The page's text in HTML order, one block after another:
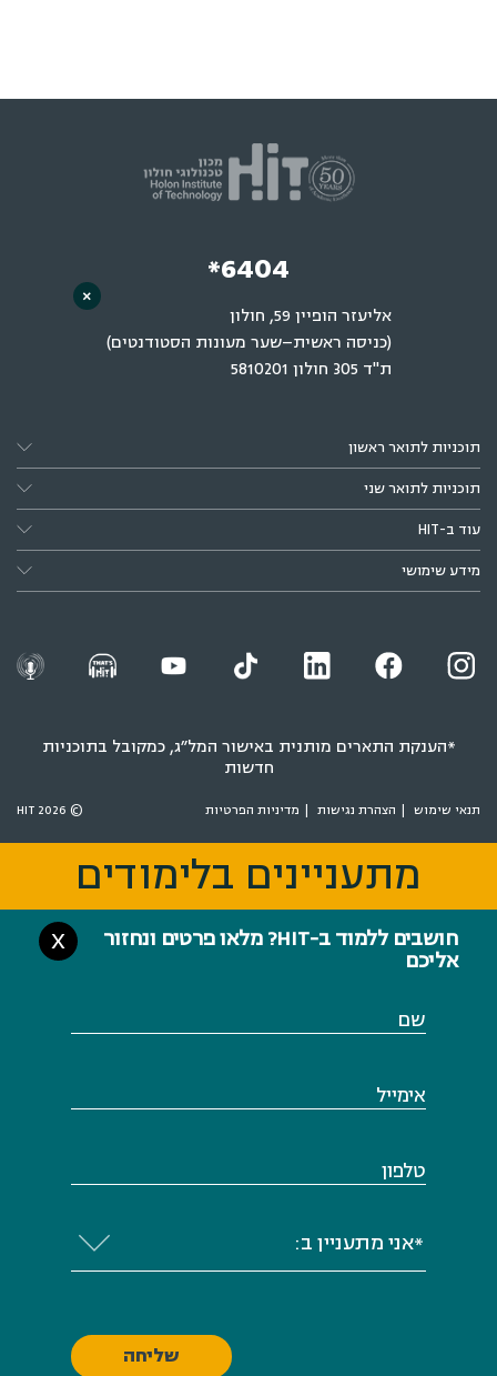
*6404
אליעזר הופיין 59, חולון
(כניסה ראשית–שער מעונות הסטודנטים)
ת"ד 305 חולון 5810201
תוכניות לתואר ראשון
תוכניות לתואר שני
עוד ב-HIT
מידע שימושי
*הענקת התארים מותנית באישור המל״ג, כמקובל בתוכניות
חדשות
תנאי שימוש הצהרת נגישות מדיניות הפרטיות © 2026 HIT
מתעניינים בלימודים
חושבים ללמוד ב-HIT? מלאו פרטים ונחזור
אליכם
X
שם
אימייל
טלפון
*אני מתעניין ב:
מתעניינים בלימודים
×